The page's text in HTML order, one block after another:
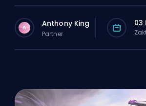
A Anthony King
Partner
03